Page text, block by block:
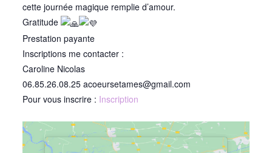
cette journée magique remplie d’amour.
Gratitude
Prestation payante
Inscriptions me contacter :
Caroline Nicolas
06.85.26.08.25 acoeursetames@gmail.com
Pour vous inscrire : Inscription